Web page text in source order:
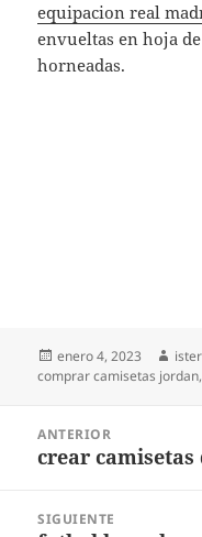
equipacion real
envueltas en hoja
horneadas.
Publicado
el
enero 4, 2023
comprar camisetas jordan
entradas
ANTERIOR
Entrada
crear
SIGUIENTE